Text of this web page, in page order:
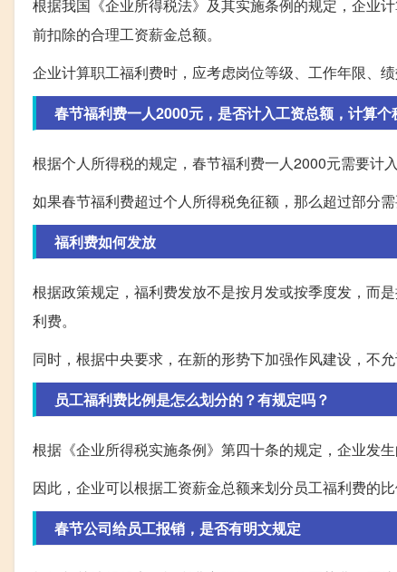
根据我国《企业所得税法》及其实施条例的规定，企业
前扣除的合理工资薪金总额。
企业计算职工福利费时，应考虑岗位等级、工作年限、
春节福利费一人2000元，是否计入工资总额，计算个
根据个人所得税的规定，春节福利费一人2000元需要计
如果春节福利费超过个人所得税免征额，那么超过部分
福利费如何发放
根据政策规定，福利费发放不是按月发或按季度发，而
利费。
同时，根据中央要求，在新的形势下加强作风建设，不允
员工福利费比例是怎么划分的？有规定吗？
根据《企业所得税实施条例》第四十条的规定，企业发
因此，企业可以根据工资薪金总额来划分员工福利费的比
春节公司给员工报销，是否有明文规定